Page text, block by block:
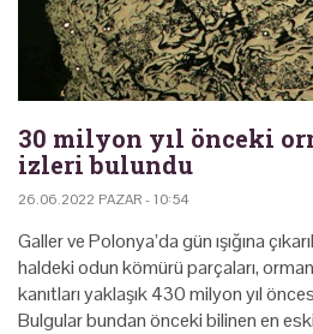
30 milyon yıl önceki
izleri bulundu
26.06.2022 PAZAR - 10:54
Galler ve Polonya’da gün ışığına
haldeki odun kömürü parçaları,
kanıtları yaklaşık 430 milyon yıl
Bulgular bundan önceki bilinen en